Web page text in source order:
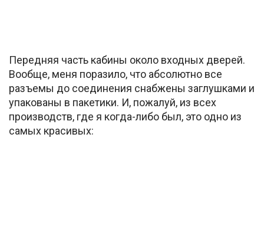
Передняя часть кабины около входных дверей.
Вообще, меня поразило, что абсолютно все
разъемы до соединения снабжены заглушками и
упакованы в пакетики. И, пожалуй, из всех
производств, где я когда-либо был, это одно из
самых красивых: